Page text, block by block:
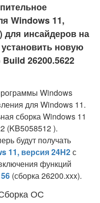
Windows 11,
для инсайдеров на
установить новую
26200.5622
Windows
для Windows 11.
сборка Windows 11
(KB5058512 ).
будут получать
11, версия 24H2с
функций
(сборка 26200.xxx).
ОС